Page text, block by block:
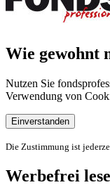
Wie gewohnt
Nutzen Sie
Verwendung von
Einverstanden
Die Zustimmung ist
Werbefrei